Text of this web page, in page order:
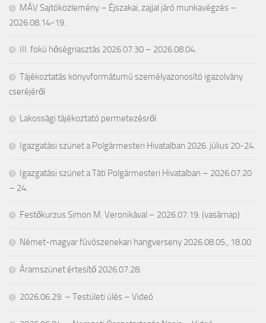
MÁV Sajtóközlemény – Éjszakai, zajjal járó munkavégzés –
2026.08.14-19.
III. fokú hőségriasztás 2026.07.30 – 2026.08.04.
Tájékoztatás könyvformátumú személyazonosító igazolvány
cseréjéről
Lakossági tájékoztató permetezésről
Igazgatási szünet a Polgármesteri Hivatalban 2026. július 20-24.
Igazgatási szünet a Táti Polgármesteri Hivatalban – 2026.07.20
– 24.
Festőkurzus Simon M. Veronikával – 2026.07.19. (vasárnap)
Német-magyar fúvószenekari hangverseny 2026.08.05., 18.00
Áramszünet értesítő 2026.07.28.
2026.06.29. – Testületi ülés – Videó